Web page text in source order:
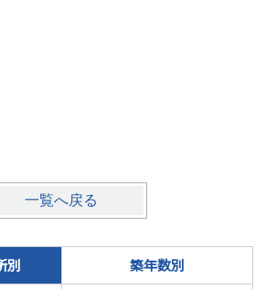
一覧へ戻る
別
築年数別